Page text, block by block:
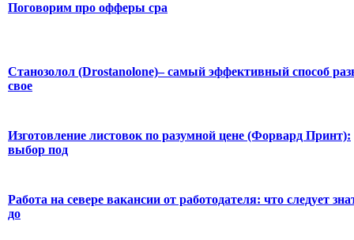
Поговорим про офферы cpa
Станозолол (Drostanolone)– самый эффективный способ
свое
Изготовление листовок по разумной цене (Форвард Принт):
выбор под
Работа на севере вакансии от работодателя: что следует
до